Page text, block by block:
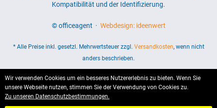
Kompatibilität und der Identifizierung.
© officeagent · Webdesign: ideenwert
* Alle Preise inkl. gesetzl. Mehrwertsteuer zzgl. Versandkosten, wenn nicht
anders beschrieben.
Wir verwenden Cookies um ein besseres Nutzererlebnis zu bieten. Wenn Sie
unsere Webseite nutzen, stimmen Sie der Verwendung von Cookies zu.
Zu unseren Datenschutzbestimmungen.